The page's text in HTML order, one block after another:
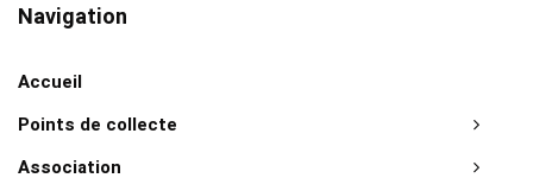
Navigation
Accueil
Points de collecte
Association